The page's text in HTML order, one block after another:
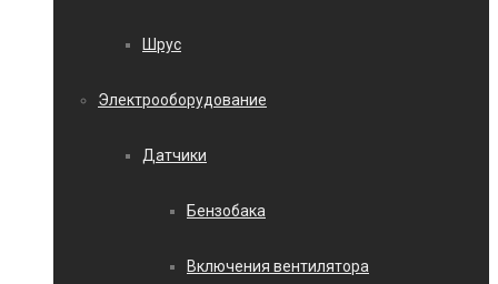
Шрус
Электрооборудование
Датчики
Бензобака
Включения вентилятора